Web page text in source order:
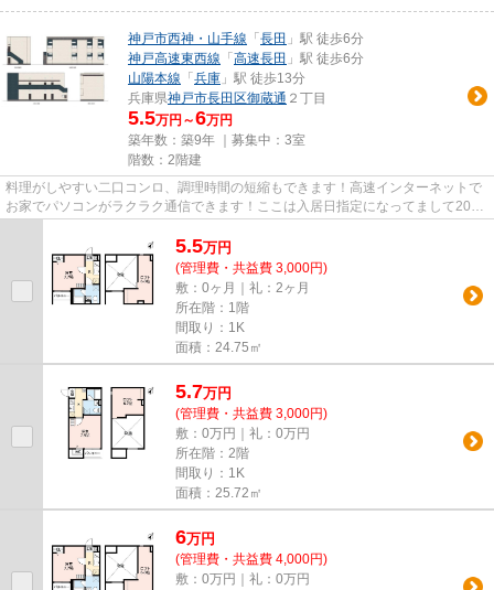
神戸市西神・山手線 「 長田 」駅 徒歩6分
神戸高速東西線 「 高速長田 」駅 徒歩6分
山陽本線 「 兵庫 」駅 徒歩13分
兵庫県神戸市長田区御蔵通 ２丁目
5.5万円～6万円
築年数：築9年 ｜募集中： 3室
階数：2階建
料理がしやすい二口コンロ、調理時間の短縮もできます！高速インターネットで
お家でパソコンがラクラク通信できます！ここは入居日指定になってまして2017
5.5万円
(管理費・共益費 3,000円)
敷：0ヶ月｜礼：2ヶ月
所在階：1階
間取り：1K
面積：24.75㎡
5.7万円
(管理費・共益費 3,000円)
敷：0万円｜礼：0万円
所在階：2階
間取り：1K
面積：25.72㎡
6万円
(管理費・共益費 4,000円)
敷：0万円｜礼：0万円